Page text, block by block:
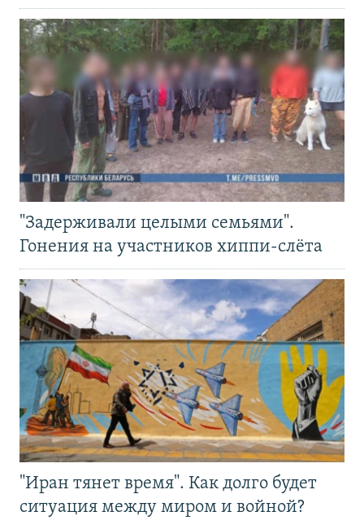
"Задерживали целыми семьями".
Гонения на участников хиппи-слёта
"Иран тянет время". Как долго будет
ситуация между миром и войной?